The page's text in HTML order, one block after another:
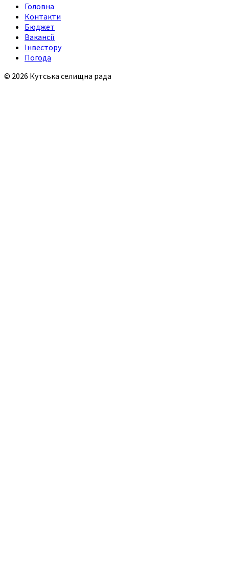
Головна
Контакти
Бюджет
Вакансії
Інвестору
Погода
© 2026 Кутська селищна рада